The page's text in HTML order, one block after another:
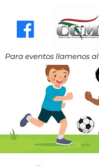
Para eventos llamenos al